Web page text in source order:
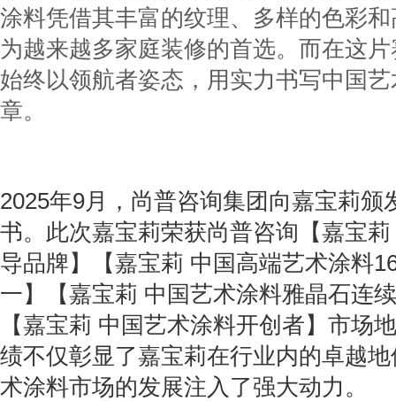
涂料凭借其丰富的纹理、多样的色彩
为越来越多家庭装修的首选。而在这
始终以领航者姿态，用实力书写中国
章。
2025年9月，尚普咨询集团向嘉宝莉颁
书。此次嘉宝莉荣获尚普咨询【嘉宝
导品牌】【嘉宝莉 中国高端艺术涂料
一】【嘉宝莉 中国艺术涂料雅晶石连
【嘉宝莉 中国艺术涂料开创者】市场
绩不仅彰显了嘉宝莉在行业内的卓越
术涂料市场的发展注入了强大动力。